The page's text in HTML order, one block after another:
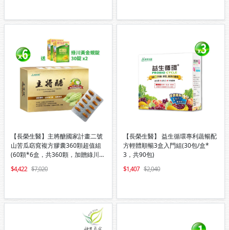
【長榮生醫】主將醣國家計畫二號
山苦瓜窈窕複方膠囊360顆超值組
(60顆*6盒，共360顆，加贈綠川黃
4,422 7,020
【長榮生醫】 益生循環專利蔬暢配
方輕體順暢3盒入門組(30包/盒*
3，共90包)
1,407
2,040